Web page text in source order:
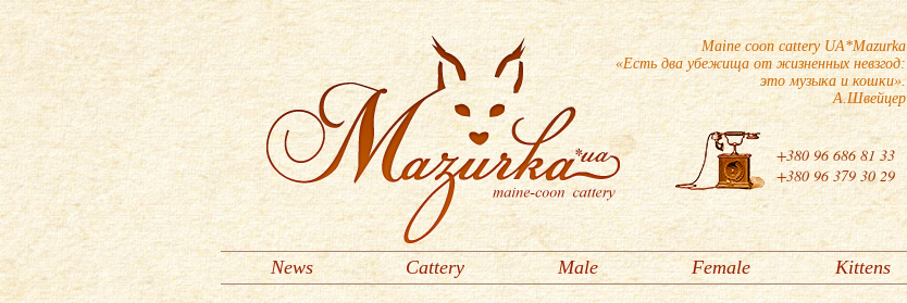
Maine coon cattery UA*Mazurka
«Есть два убежища от жизненных невзгод:
это музыка и кошки».
А.Швейцер
+380 96 686 81 33
+380 96 379 30 29
News Cattery Male Female Kittens